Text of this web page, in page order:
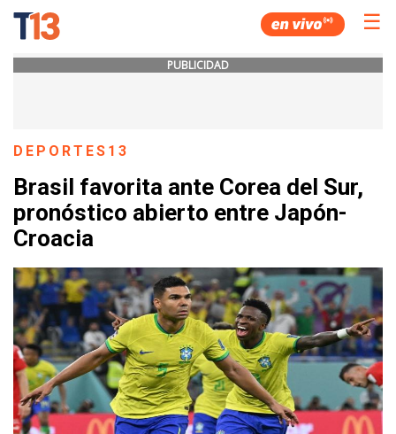
☰
PUBLICIDAD
DEPORTES13
Brasil favorita ante Corea del Sur,
pronóstico abierto entre Japón-
Croacia